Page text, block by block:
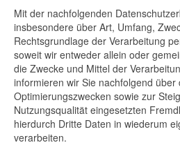
Mit der nachfolgenden
insbesondere über Art, Umfang,
Rechtsgrundlage der Verarbeitung
soweit wir entweder allein oder
die Zwecke und Mittel der
informieren wir Sie nachfolgend über
Optimierungszwecken sowie zur
Nutzungsqualität eingesetzten
hierdurch Dritte Daten in wiederum
verarbeiten.